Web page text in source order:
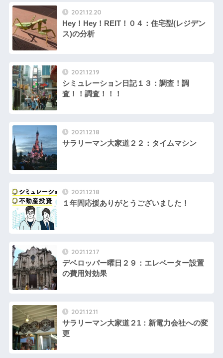
2021.12.20
Hey！Hey！REIT！０４：住宅型(レジデン
ス)の分析
2021.12.19
シミュレーション日記１３：調査！調
査！！調査！！！
2021.12.18
サラリーマン大家道２２：タイムマシン
2021.12.18
１年間応援ありがとうございました！
2021.12.17
デベロッパー曜日２９：エレベーター設置
の費用対効果
2021.12.11
サラリーマン大家道２1：新電力会社への変
更